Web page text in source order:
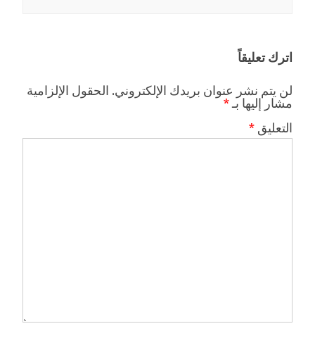
اترك تعليقاً
لن يتم نشر عنوان بريدك الإلكتروني. الحقول الإلزامية
مشار إليها بـ *
التعليق *